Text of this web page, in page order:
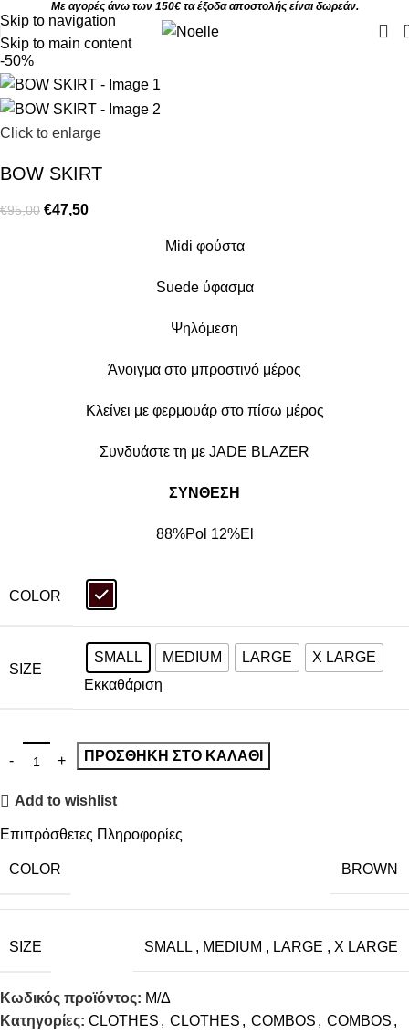
Skip to navigation
Skip to main content
Με αγορές άνω των 150€ τα έξοδα αποστολής είναι δωρεάν.
-50%
Click to enlarge
BOW SKIRT
€95,00 €47,50
Midi φούστα
Suede ύφασμα
Ψηλόμεση
Άνοιγμα στο μπροστινό μέρος
Κλείνει με φερμουάρ στο πίσω μέρος
Συνδυάστε τη με JADE BLAZER
ΣΥΝΘΕΣΗ
88%Pol 12%El
COLOR
SIZE
SMALL MEDIUM LARGE
X LARGE
Εκκαθάριση
ΠΡΟΣΘΉΚΗ ΣΤΟ ΚΑΛΆΘΙ
Add to wishlist
Επιπρόσθετες Πληροφορίες
COLOR BROWN
SIZE SMALL , MEDIUM , LARGE , X LARGE
Κωδικός προϊόντος: Μ/Δ
Κατηγορίες: CLOTHES , CLOTHES , COMBOS , COMBOS ,